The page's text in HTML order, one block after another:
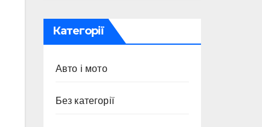
Категорії
Авто і мото
Без категорії